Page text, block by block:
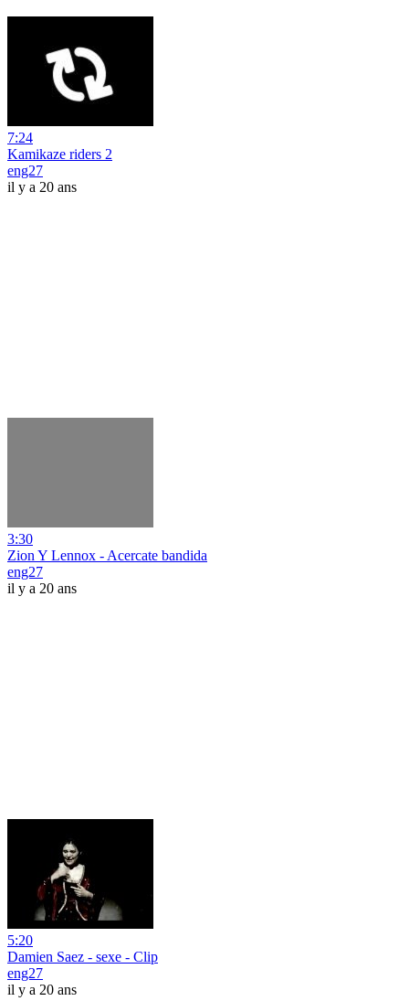
7:24
Kamikaze riders 2
eng27
il y a 20 ans
3:30
Zion Y Lennox - Acercate bandida
eng27
il y a 20 ans
5:20
Damien Saez - sexe - Clip
eng27
il y a 20 ans